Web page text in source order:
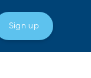
Sign up